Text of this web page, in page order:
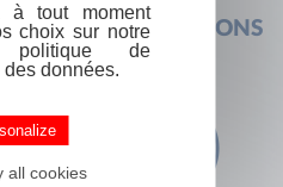
FOIRE AUX QUESTIONS
à tout moment
choix sur notre
de
données.
all cookies